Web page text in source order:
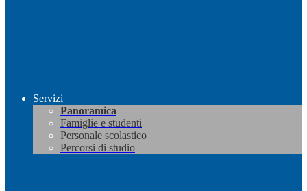
Servizi
Panoramica
Famiglie e studenti
Personale scolastico
Percorsi di studio